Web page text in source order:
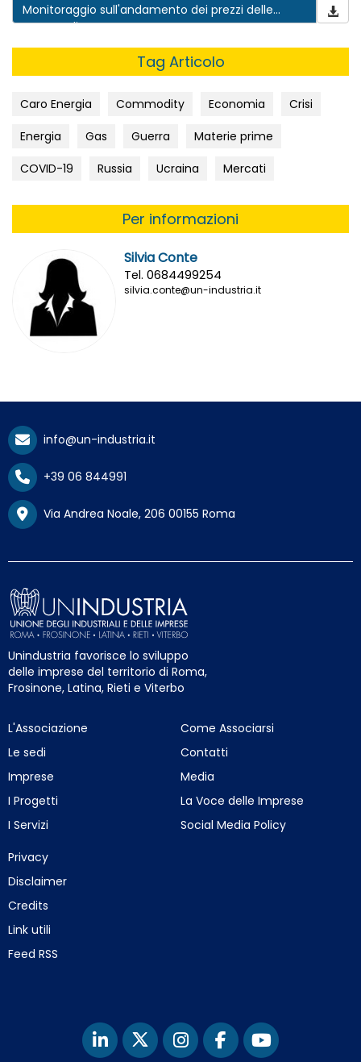
Monitoraggio sull'andamento dei prezzi delle
commodity
Tag Articolo
Caro Energia Commodity Economia
Crisi
Energia
Gas Guerra
Materie prime
COVID-19
Russia Ucraina Mercati
Per informazioni
Silvia Conte
Tel. 0684499254
silvia.conte@un-industria.it
info@un-industria.it
+39 06 844991
Via Andrea Noale, 206 00155 Roma
Unindustria favorisce lo sviluppo
delle imprese del territorio di Roma,
Frosinone, Latina, Rieti e Viterbo
L'Associazione
Le sedi
Imprese
I Progetti
I Servizi
Come Associarsi
Contatti
Media
La Voce delle Imprese
Social Media Policy
Privacy
Disclaimer
Credits
Link utili
Feed RSS